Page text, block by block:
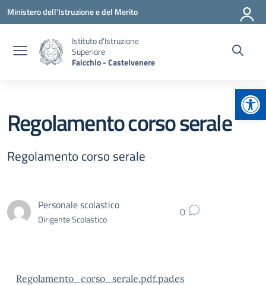
Vai ai contenuti
Vai al menu di navigazione
Vai al footer
Ministero dell'Istruzione e del Merito
Istituto d'Istruzione
Superiore
Faicchio - Castelvenere
Regolamento corso serale
Regolamento corso serale
Personale scolastico
Dirigente Scolastico 0
Regolamento_corso_serale.pdf.pades